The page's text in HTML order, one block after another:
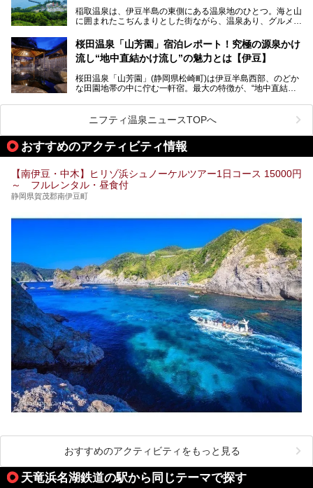
───
この記事はプレジャーリゾート 伊豆赤沢温泉のPR記事で
す。
る温泉施設も紹介します！
稲取温泉は、伊豆半島の東側にある温泉地のひとつ。海と山
に囲まれたこぢんまりとした街ながら、温泉あり、グルメあ
京からは約2時間30分、直通電車もありアクセスしやすいの
もうれしいところ。
入れる温泉施設、チェックしたい観光スポットやアクティビ
ティなどを一挙にまとめピックアップ。伊豆稲取温泉を訪れ
桜田温泉「山芳園」宿泊レポート！究極の源泉かけ
流し“地中直結かけ流し”の魅力とは【伊豆】
桜田温泉「山芳園」(静岡県松崎町)は伊豆半島西部、のどか
な田園地帯の中に佇む一軒宿。最大の特徴が、“地中直結か
地下に眠る源泉を加水・加温・消毒無し、さらには途中過程
で空気にも触れさせることなく浴槽まで提供。「究極の源泉
かけ流し」と言っても決して過言ではありません。
今回、桜田温泉「山芳園」の“温泉”を中心に、その魅力を詳
細レポート。また口コミの評判も非常に高い宿であり、客室
や食事も併せて徹底紹介します！
ニフティ温泉ニュースTOPへ
おすすめのアクティビティ情報
【南伊豆・中木】ヒリゾ浜シュノーケルツアー1日コース 15000円
～ フルレンタル・昼食付
静岡県賀茂郡南伊豆町
おすすめのアクティビティをもっと見る
天竜浜名湖鉄道の駅から同じテーマで探す